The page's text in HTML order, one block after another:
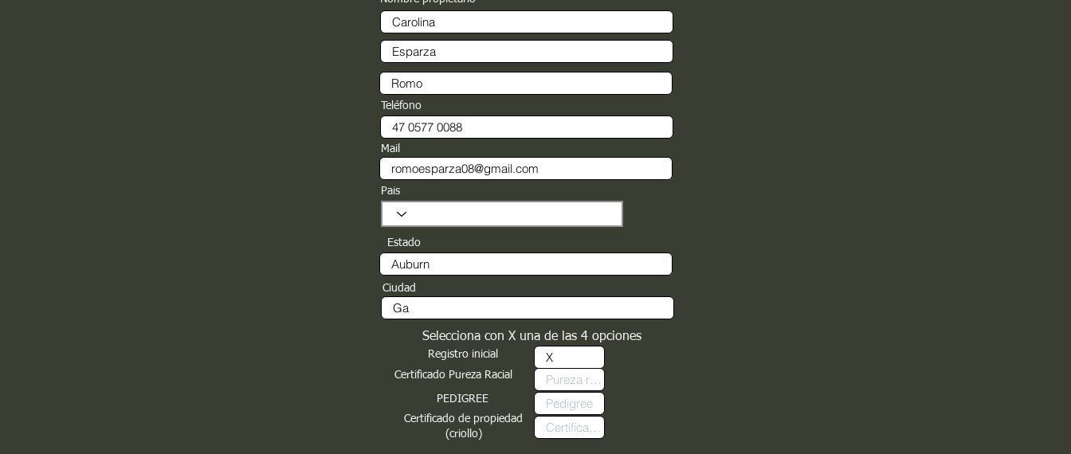
Teléfono
Mail
Pais
Estado
Ciudad
Selecciona con X una de las 4 opciones
Registro inicial
Certificado Pureza Racial
PEDIGREE
Certificado de propiedad
(criollo)